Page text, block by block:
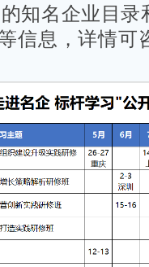
知名企业目录
信息，详情可